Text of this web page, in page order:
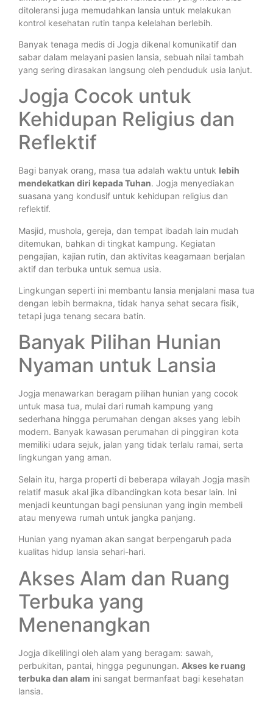
ditoleransi juga memudahkan lansia untuk melakukan
kontrol kesehatan rutin tanpa kelelahan berlebih.
Banyak tenaga medis di Jogja dikenal komunikatif dan
sabar dalam melayani pasien lansia, sebuah nilai tambah
yang sering dirasakan langsung oleh penduduk usia lanjut.
Jogja Cocok untuk
Kehidupan Religius dan
Reflektif
Bagi banyak orang, masa tua adalah waktu untuk lebih
mendekatkan diri kepada Tuhan. Jogja menyediakan
suasana yang kondusif untuk kehidupan religius dan
reflektif.
Masjid, mushola, gereja, dan tempat ibadah lain mudah
ditemukan, bahkan di tingkat kampung. Kegiatan
pengajian, kajian rutin, dan aktivitas keagamaan berjalan
aktif dan terbuka untuk semua usia.
Lingkungan seperti ini membantu lansia menjalani masa tua
dengan lebih bermakna, tidak hanya sehat secara fisik,
tetapi juga tenang secara batin.
Banyak Pilihan Hunian
Nyaman untuk Lansia
Jogja menawarkan beragam pilihan hunian yang cocok
untuk masa tua, mulai dari rumah kampung yang
sederhana hingga perumahan dengan akses yang lebih
modern. Banyak kawasan perumahan di pinggiran kota
memiliki udara sejuk, jalan yang tidak terlalu ramai, serta
lingkungan yang aman.
Selain itu, harga properti di beberapa wilayah Jogja masih
relatif masuk akal jika dibandingkan kota besar lain. Ini
menjadi keuntungan bagi pensiunan yang ingin membeli
atau menyewa rumah untuk jangka panjang.
Hunian yang nyaman akan sangat berpengaruh pada
kualitas hidup lansia sehari-hari.
Akses Alam dan Ruang
Terbuka yang
Menenangkan
Jogja dikelilingi oleh alam yang beragam: sawah,
perbukitan, pantai, hingga pegunungan. Akses ke ruang
terbuka dan alam ini sangat bermanfaat bagi kesehatan
lansia.